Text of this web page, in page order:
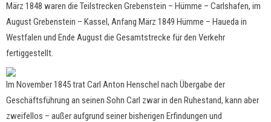
März 1848 waren die Teilstrecken Grebenstein – Hümme – Carlshafen, im
August Grebenstein – Kassel, Anfang März 1849 Hümme – Haueda in
Westfalen und Ende August die Gesamtstrecke für den Verkehr
fertiggestellt.
Im November 1845 trat Carl Anton Henschel nach Übergabe der
Geschäftsführung an seinen Sohn Carl zwar in den Ruhestand, kann aber
zweifellos – außer aufgrund seiner bisherigen Erfindungen und